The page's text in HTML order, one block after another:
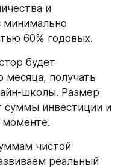
и
минимально
60% годовых.
будет
месяца, получать
школы. Размер
суммы инвестиции и
чистой
реальный